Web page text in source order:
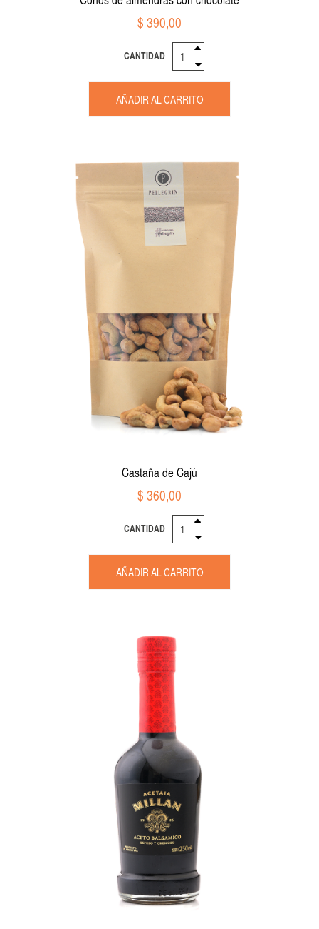
$ 390,00
CANTIDAD
AÑADIR AL CARRITO
Castaña de Cajú
$ 360,00
CANTIDAD
AÑADIR AL CARRITO